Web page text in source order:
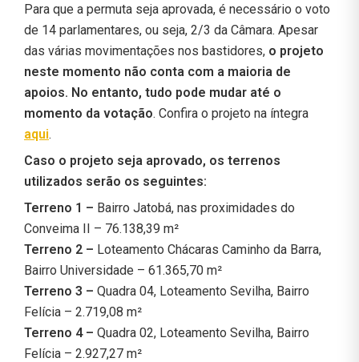
Para que a permuta seja aprovada, é necessário o voto
de 14 parlamentares, ou seja, 2/3 da Câmara. Apesar
das várias movimentações nos bastidores, o projeto
neste momento não conta com a maioria de
apoios. No entanto, tudo pode mudar até o
momento da votação. Confira o projeto na íntegra
aqui.
Caso o projeto seja aprovado, os terrenos
utilizados serão os seguintes:
Terreno 1 – Bairro Jatobá, nas proximidades do
Conveima II – 76.138,39 m²
Terreno 2 – Loteamento Chácaras Caminho da Barra,
Bairro Universidade – 61.365,70 m²
Terreno 3 – Quadra 04, Loteamento Sevilha, Bairro
Felícia – 2.719,08 m²
Terreno 4 – Quadra 02, Loteamento Sevilha, Bairro
Felícia – 2.927,27 m²